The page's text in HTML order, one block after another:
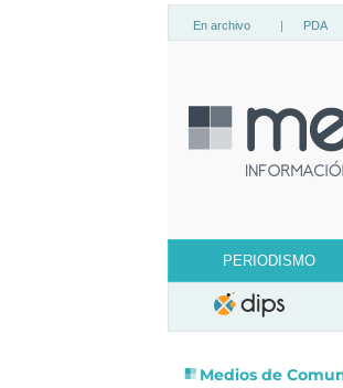
En archivo | PDA
PERIODISMO
Medios de